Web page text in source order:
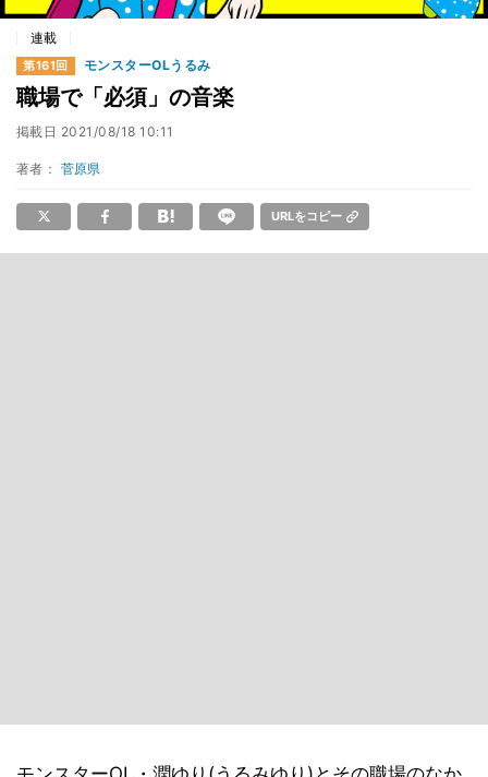
連載
第161回 モンスターOLうるみ
職場で「必須」の音楽
掲載日 2021/08/18 10:11
著者： 菅原県
URLをコピー